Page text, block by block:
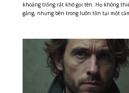
khoảng trống rất khó gọi tên. Họ không
gắng, nhưng bên trong luôn tồn tại một